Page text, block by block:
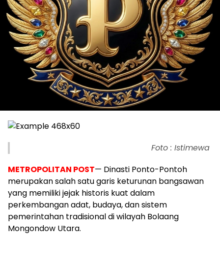
Foto : Istimewa
METROPOLITAN POST— Dinasti Ponto-Pontoh
merupakan salah satu garis keturunan bangsawan
yang memiliki jejak historis kuat dalam
perkembangan adat, budaya, dan sistem
pemerintahan tradisional di wilayah Bolaang
Mongondow Utara.